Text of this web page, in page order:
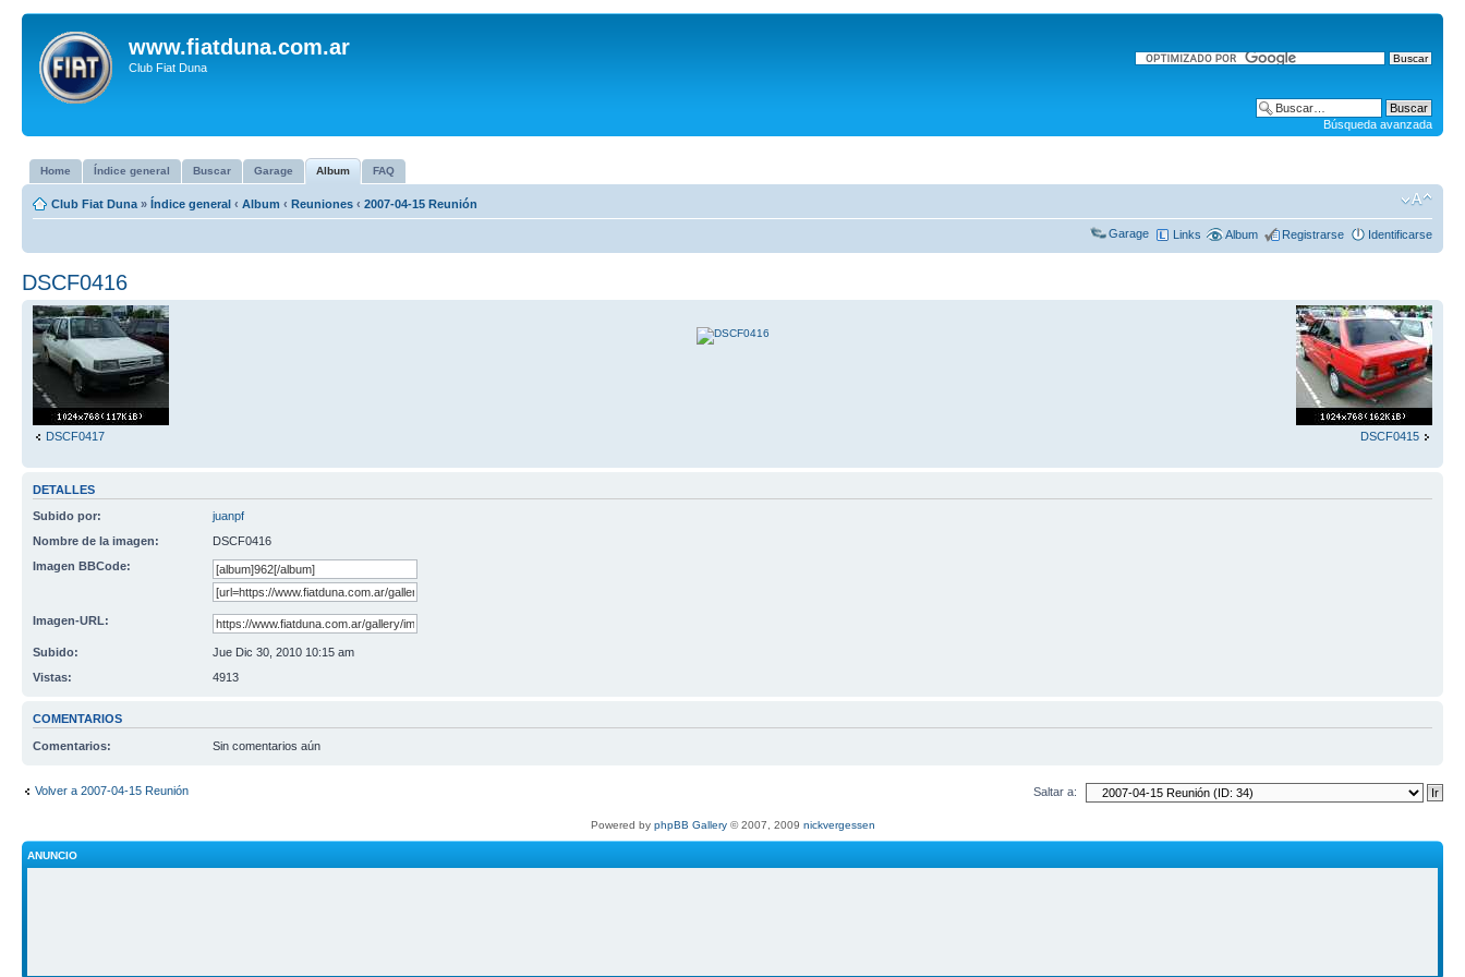
www.fiatduna.com.ar
Club Fiat Duna
Búsqueda avanzada
Home Índice general Buscar Garage Album FAQ
Club Fiat Duna » Índice general ‹ Album ‹ Reuniones ‹ 2007-04-15 Reunión
Garage Links Album Registrarse Identificarse
DSCF0416
DSCF0417 DSCF0415
DETALLES
Subido por:
juanpf
Nombre de la imagen:
DSCF0416
Imagen BBCode:
Imagen-URL:
Subido:
Jue Dic 30, 2010 10:15 am
Vistas:
4913
COMENTARIOS
Comentarios: Sin comentarios aún
Volver a 2007-04-15 Reunión Saltar a:
Powered by phpBB Gallery© 2007, 2009 nickvergessen
ANUNCIO